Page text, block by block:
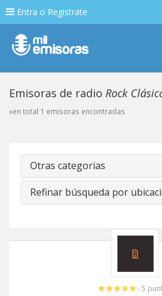
Entra o Registrate
Emisoras de radio Rock
»en total 1 emisoras encontradas
Otras categorias
Refinar búsqueda por
- 5